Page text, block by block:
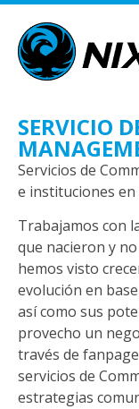
SERVICIO
Servicios de
e instituciones en
Trabajamos con
que nacieron y
hemos visto
evolución en
así como sus
provecho un
través de
servicios de
estrategias